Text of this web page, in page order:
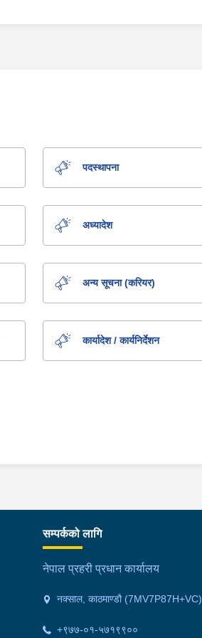
पदस्थापना
अध्यादेश
अन्य सूचना (करियर)
कार्यादेश / कार्यनिर्देशन
सम्पर्कको लागि
नेपाल प्रहरी प्रधान कार्यालय
नक्साल, काठमाण्डौ (7MV7P87H+VC)
+९७७-०१-५७१९९००